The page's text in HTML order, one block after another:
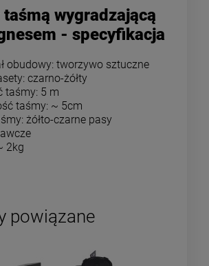
taśmą wygradzającą
- specyfikacja
obudowy: tworzywo sztuczne
czarno-żółty
taśmy: 5 m
taśmy: ~ 5cm
żółto-czarne pasy
2kg
powiązane